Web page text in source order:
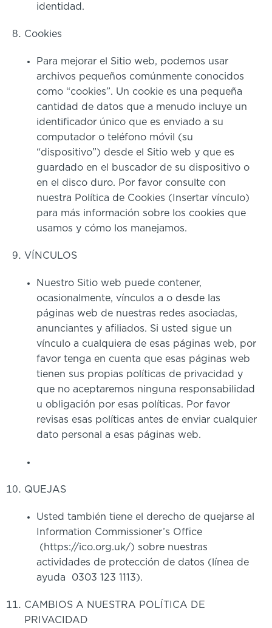
identidad.
Cookies
Para mejorar el Sitio web, podemos usar
archivos pequeños comúnmente conocidos
como “cookies”. Un cookie es una pequeña
cantidad de datos que a menudo incluye un
identificador único que es enviado a su
computador o teléfono móvil (su
“dispositivo”) desde el Sitio web y que es
guardado en el buscador de su dispositivo o
en el disco duro. Por favor consulte con
nuestra Política de Cookies (Insertar vínculo)
para más información sobre los cookies que
usamos y cómo los manejamos.
VÍNCULOS
Nuestro Sitio web puede contener,
ocasionalmente, vínculos a o desde las
páginas web de nuestras redes asociadas,
anunciantes y afiliados. Si usted sigue un
vínculo a cualquiera de esas páginas web, por
favor tenga en cuenta que esas páginas web
tienen sus propias políticas de privacidad y
que no aceptaremos ninguna responsabilidad
u obligación por esas políticas. Por favor
revisas esas políticas antes de enviar cualquier
dato personal a esas páginas web.
QUEJAS
Usted también tiene el derecho de quejarse al
Information Commissioner’s Office
(https://ico.org.uk/) sobre nuestras
actividades de protección de datos (línea de
ayuda 0303 123 1113).
CAMBIOS A NUESTRA POLÍTICA DE
PRIVACIDAD